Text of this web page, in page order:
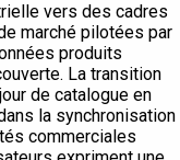
vers des cadres
marché pilotées par
produits
La transition
de catalogue en
la synchronisation
commerciales